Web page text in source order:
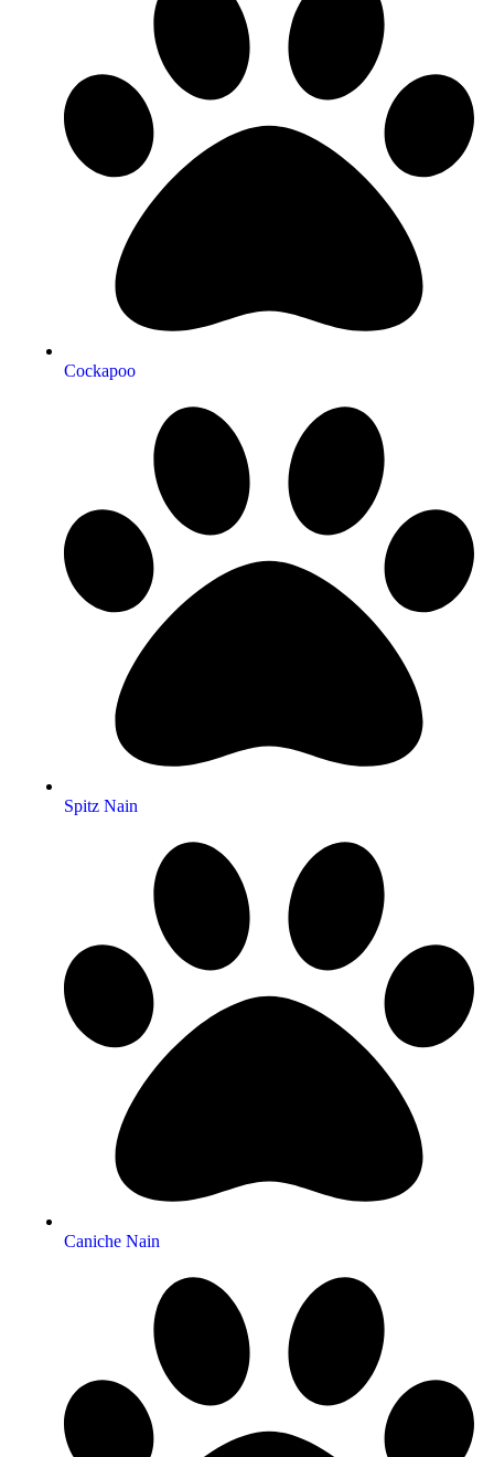
Cockapoo
Spitz Nain
Caniche Nain